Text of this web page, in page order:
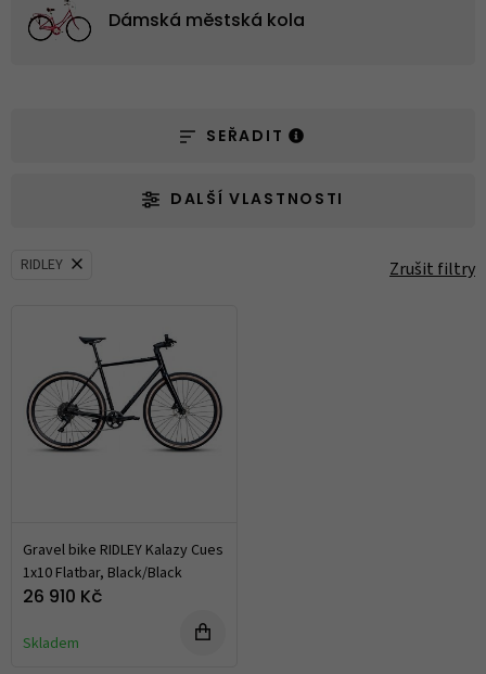
Dámská městská kola
SEŘADIT
DALŠÍ VLASTNOSTI
RIDLEY Zrušit filtry
Gravel bike RIDLEY Kalazy Cues
1x10 Flatbar, Black/Black
26 910 Kč
Skladem